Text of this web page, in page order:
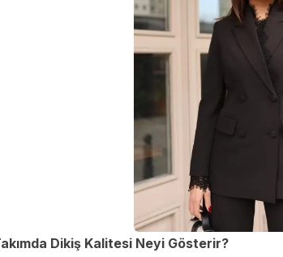
Dikiş Kalitesi Neyi Gösterir?